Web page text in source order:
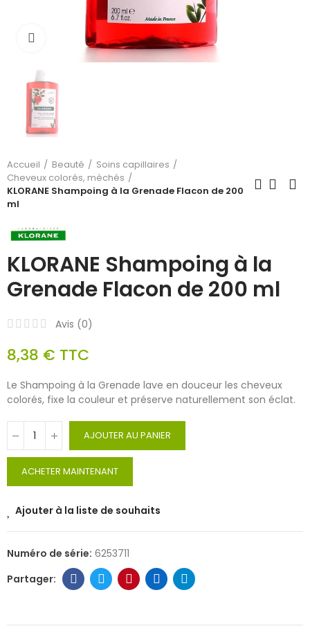
Cliquez pour agrandir
Accueil Beauté
Soins capillaires
Cheveux colorés, mèchés
KLORANE Shampoing à la Grenade Flacon de 200
ml
KLORANE Shampoing à la
Grenade Flacon de 200 ml
Avis (0)
8,38 € TTC
Le Shampoing à la Grenade lave en douceur les cheveux
colorés, fixe la couleur et préserve naturellement son éclat.
AJOUTER AU PANIER
ACHETER MAINTENANT
Ajouter à la liste de souhaits
Numéro de série: 6253711